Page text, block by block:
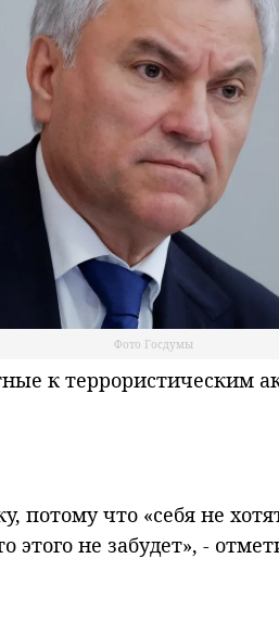
Фото Госдумы
террористическим
потому что «себя не
не забудет», -